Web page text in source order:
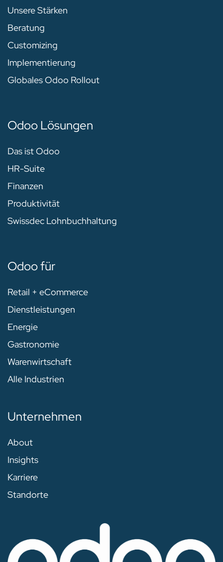
Unsere Stärken
Beratung
Customizing
Implementierung
Globales Odoo Rollout
Odoo Lösungen
Das ist Odoo
HR-Suite
Finanzen
Produktivität
Swissdec Lohnbuchhaltung
Odoo für
Retail + eCommerce
Dienstleistungen
Energie
Gastronomie
Warenwirtschaft
Alle Industrien
Unternehmen
About
Insights
Karriere
Standorte